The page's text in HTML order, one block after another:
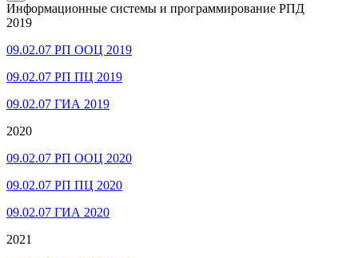
Информационные системы и программирование РПД
2019
09.02.07 РП ООЦ 2019
09.02.07 РП ПЦ 2019
09.02.07 ГИА 2019
2020
09.02.07 РП ООЦ 2020
09.02.07 РП ПЦ 2020
09.02.07 ГИА 2020
2021